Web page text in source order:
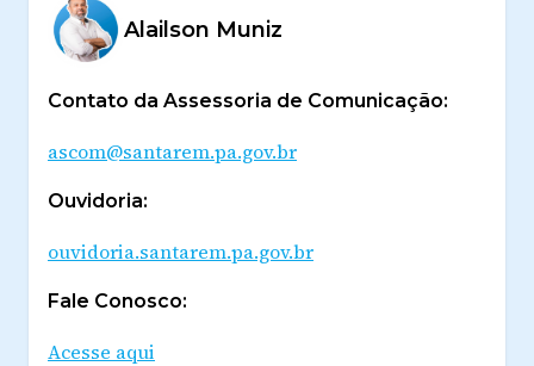
Alailson Muniz
Contato da Assessoria de Comunicação:
ascom@santarem.pa.gov.br
Ouvidoria:
ouvidoria.santarem.pa.gov.br
Fale Conosco:
Acesse aqui